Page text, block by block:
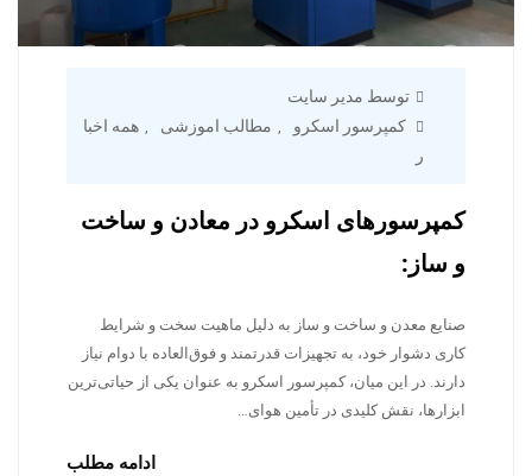
توسط مدیر سایت
کمپرسور اسکرو
, مطالب اموزشی , همه اخبا
ر
کمپرسورهای اسکرو در معادن و ساخت
و ساز:
صنایع معدن و ساخت و ساز به دلیل ماهیت سخت و شرایط
کاری دشوار خود، به تجهیزات قدرتمند و فوق‌العاده با دوام نیاز
دارند. در این میان، کمپرسور اسکرو به عنوان یکی از حیاتی‌ترین
ابزارها، نقش کلیدی در تأمین هوای…
ادامه مطلب